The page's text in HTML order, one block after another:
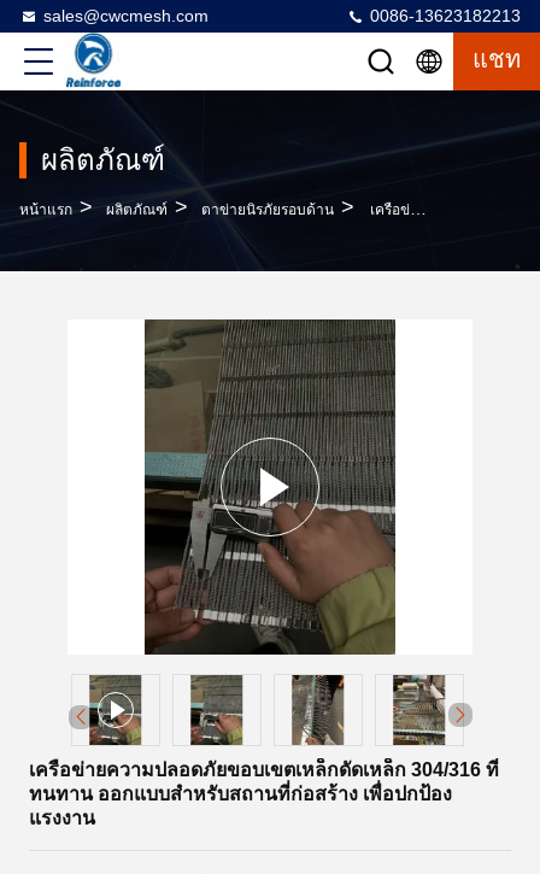
sales@cwcmesh.com 0086-13623182213
แชท
ผลิตภัณฑ์
หน้าแรก > ผลิตภัณฑ์ > ตาข่ายนิรภัยรอบด้าน > เครือข่ายความปลอดภัยขอบเขตเหล็กดัดเหล็ก 304/316 ที่ทนทาน ออกแบบสําหรับสถานที่ก่อสร้าง เพื่อปกป้องแรงงาน
เครือข่ายความปลอดภัยขอบเขตเหล็กดัดเหล็ก 304/316 ที่
ทนทาน ออกแบบสําหรับสถานที่ก่อสร้าง เพื่อปกป้อง
แรงงาน